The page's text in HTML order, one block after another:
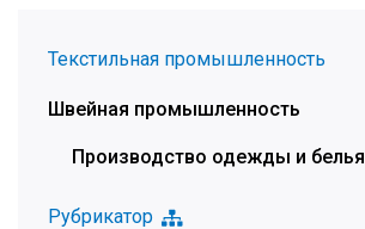
Текстильная промышленность
Швейная промышленность
Производство одежды и белья
Рубрикатор